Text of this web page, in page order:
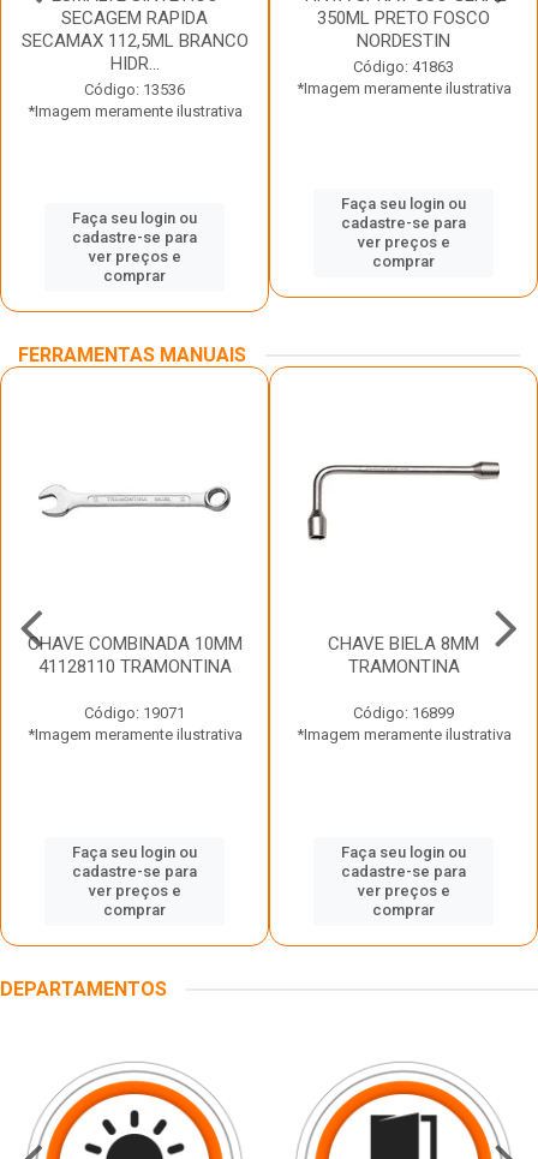
SECAGEM RAPIDA
SECAMAX 112,5ML BRANCO
HIDR...
Código: 13536
*Imagem meramente ilustrativa
Faça seu login ou
cadastre-se para
ver preços e
comprar
350ML PRETO FOSCO
NORDESTIN
Código: 41863
*Imagem meramente ilustrativa
Faça seu login ou
cadastre-se para
ver preços e
comprar
FERRAMENTAS MANUAIS
CHAVE COMBINADA 10MM
41128110 TRAMONTINA
Código: 19071
*Imagem meramente ilustrativa
Faça seu login ou
cadastre-se para
ver preços e
comprar
CHAVE BIELA 8MM
TRAMONTINA
Código: 16899
*Imagem meramente ilustrativa
Faça seu login ou
cadastre-se para
ver preços e
comprar
DEPARTAMENTOS